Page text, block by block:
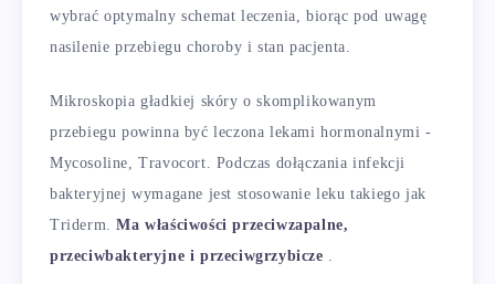
wybrać optymalny schemat leczenia, biorąc pod uwagę
nasilenie przebiegu choroby i stan pacjenta.
Mikroskopia gładkiej skóry o skomplikowanym
przebiegu powinna być leczona lekami hormonalnymi -
Mycosoline, Travocort. Podczas dołączania infekcji
bakteryjnej wymagane jest stosowanie leku takiego jak
Triderm.Ma właściwości przeciwzapalne,
przeciwbakteryjne i przeciwgrzybicze